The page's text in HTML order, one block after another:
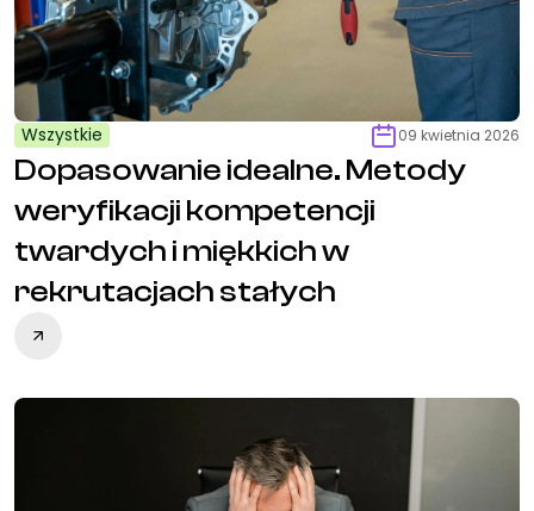
Wszystkie 09 kwietnia 2026
Dopasowanie idealne. Metody
weryfikacji kompetencji
twardych i miękkich w
rekrutacjach stałych